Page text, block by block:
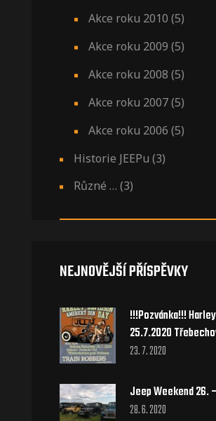
Akce roku 2010 (5)
Akce roku 2009 (5)
Akce roku 2008 (5)
Akce roku 2007(5)
Akce roku 2006 (5)
Historie JEEPu (3)
Různé … (3)
NEJNOVĚJŠÍ PŘÍSPĚVKY
!!!Pozvánka!!!
25.7.2020
23. 7. 2020
Jeep Weekend 26.
28. 6. 2020